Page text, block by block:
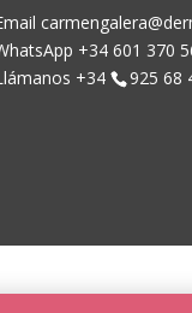
+34 601 370
+34
925 68